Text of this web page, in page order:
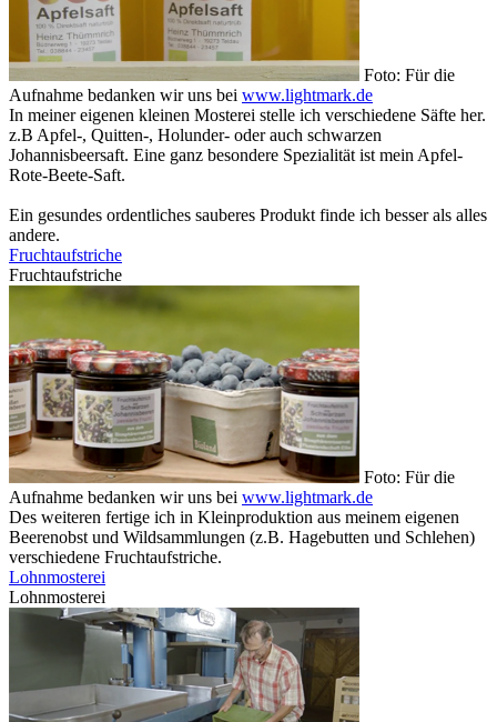
Foto: Für die
Aufnahme bedanken wir uns bei www.lightmark.de
In meiner eigenen kleinen Mosterei stelle ich verschiedene Säfte her.
z.B Apfel-, Quitten-, Holunder- oder auch schwarzen
Johannisbeersaft. Eine ganz besondere Spezialität ist mein Apfel-
Rote-Beete-Saft.
Ein gesundes ordentliches sauberes Produkt finde ich besser als alles
andere.
Fruchtaufstriche
Fruchtaufstriche
Foto: Für die
Aufnahme bedanken wir uns bei www.lightmark.de
Des weiteren fertige ich in Kleinproduktion aus meinem eigenen
Beerenobst und Wildsammlungen (z.B. Hagebutten und Schlehen)
verschiedene Fruchtaufstriche.
Lohnmosterei
Lohnmosterei